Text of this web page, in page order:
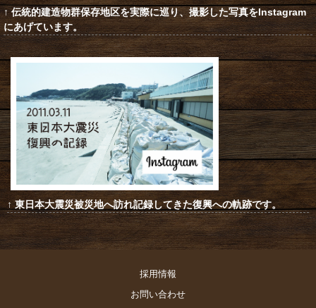
↑ 伝統的建造物群保存地区を実際に巡り、撮影した写真をInstagram
にあげています。
↑ 東日本大震災被災地へ訪れ記録してきた復興への軌跡です。
採用情報
お問い合わせ